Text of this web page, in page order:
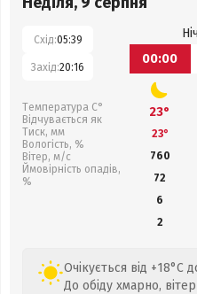
Схід:05:39
Захід:20:16
Температура С°
Відчувається як
Тиск, мм
Вологість, %
Вітер, м/с
Ймовірність опадів,
%
Ніч
00:00
23°
23°
760
72
6
2
Очікується від +18°C
До обіду хмарно,